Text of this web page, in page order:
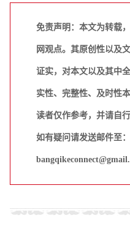
免责声明：本文为转载
网观点。其原创性以及
证实，对本文以及其中
实性、完整性、及时性
读者仅作参考，并请自
如有疑问请发送邮件至：